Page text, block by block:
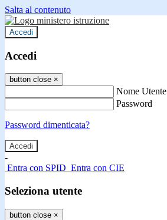
Salta al contenuto
Accedi
Accedi
button close ×
Nome Utente
Password
Password dimenticata?
-
Entra con SPID Entra con CIE
Seleziona utente
button close ×